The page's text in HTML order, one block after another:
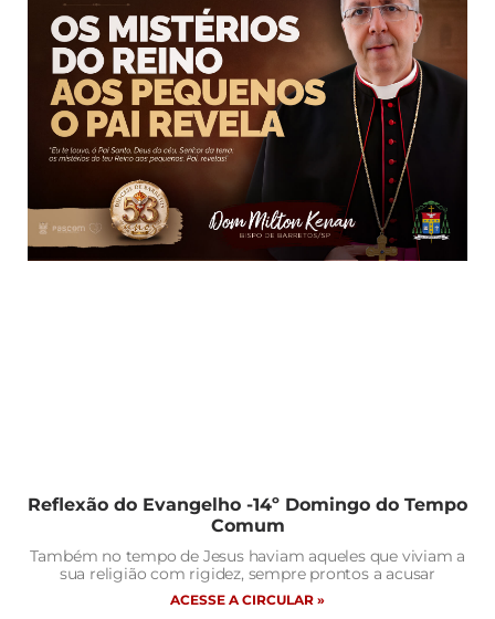
Reflexão do Evangelho -14º Domingo do Tempo
Comum
Também no tempo de Jesus haviam aqueles que viviam a
sua religião com rigidez, sempre prontos a acusar
ACESSE A CIRCULAR »